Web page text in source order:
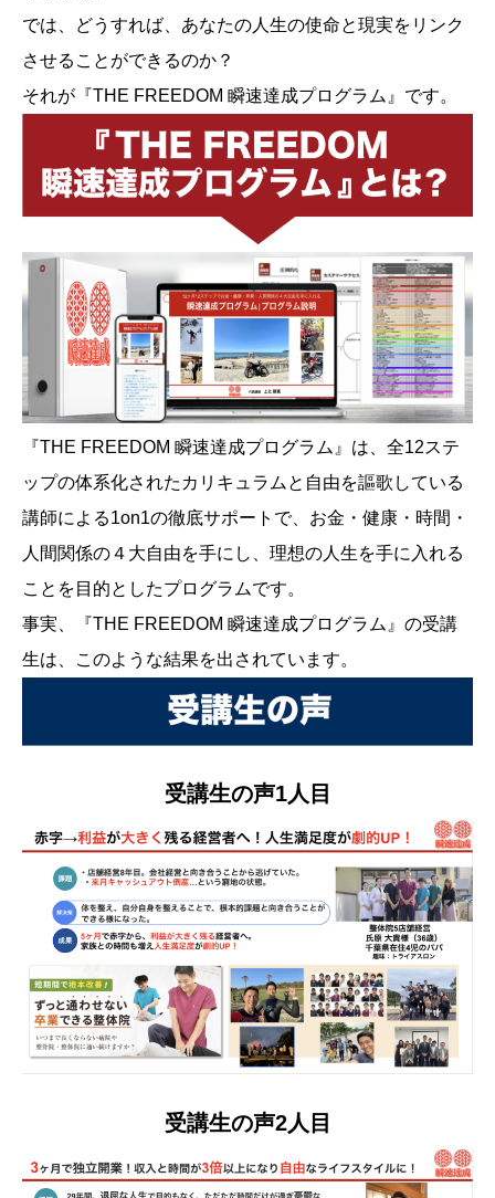
では、どうすれば、あなたの人生の使命と現実をリンク
させることができるのか？
それが『THE FREEDOM 瞬速達成プログラム』です。
『THE FREEDOM 瞬速達成プログラム』は、全12ステ
ップの体系化されたカリキュラムと自由を謳歌している
講師による1on1の徹底サポートで、お金・健康・時間・
人間関係の４大自由を手にし、理想の人生を手に入れる
ことを目的としたプログラムです。
事実、『THE FREEDOM 瞬速達成プログラム』の受講
生は、このような結果を出されています。
受講生の声1人目
受講生の声2人目